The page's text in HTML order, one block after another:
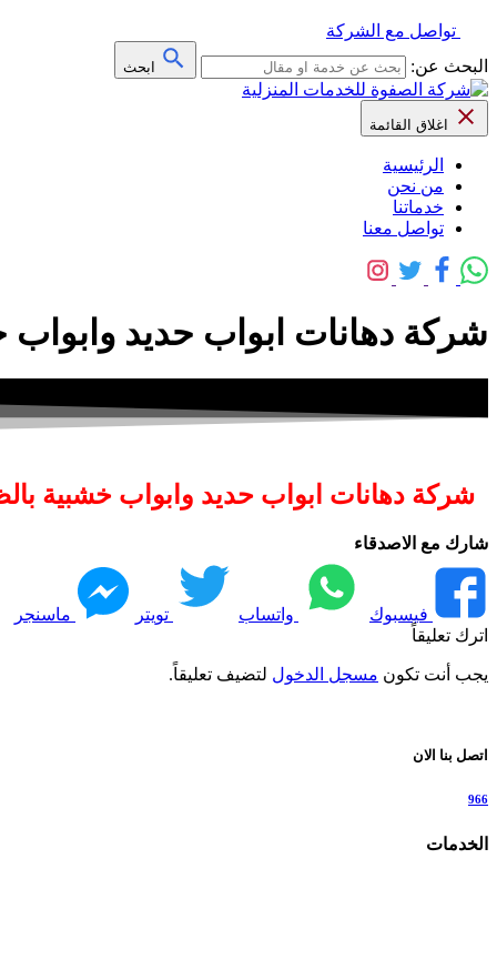
تواصل مع الشركة
البحث عن:
ابحث
اغلاق القائمة
الرئيسية
من نحن
خدماتنا
تواصل معنا
شركة دهانات ابواب حديد وابواب خشبية
شركة دهانات ابواب حديد وابواب خشبية
شارك مع الاصدقاء
فيسبوك واتساب تويتر ماسنجر
اترك تعليقاً
يجب أنت تكون مسجل الدخول لتضيف تعليقاً.
اتصل بنا الان
966
الخدمات